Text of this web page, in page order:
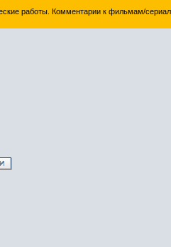
работы. Комментарии к фильмам/